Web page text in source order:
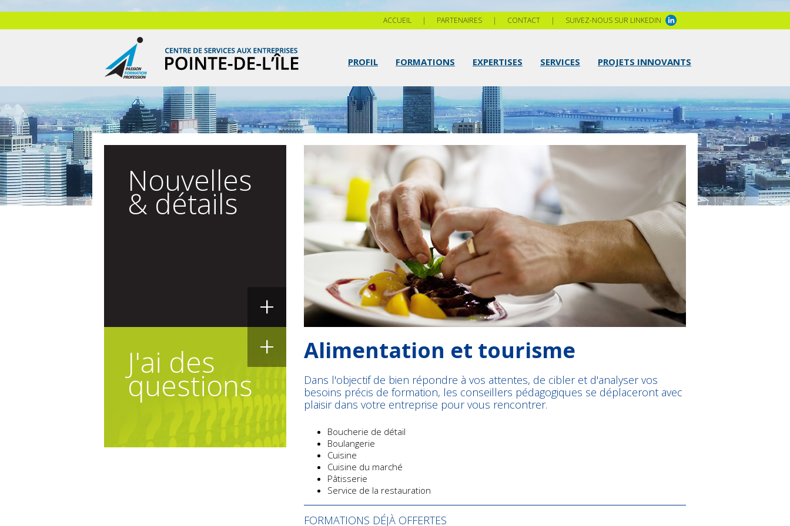
ACCUEIL | PARTENAIRES | CONTACT | SUIVEZ-NOUS SUR LINKEDIN
PROFIL FORMATIONS EXPERTISES SERVICES PROJETS INNOVANTS
Nouvelles
& détails
+
+
J'ai des
questions
Alimentation et tourisme
Dans l'objectif de bien répondre à vos attentes, de cibler et d'analyser vos
besoins précis de formation, les conseillers pédagogiques se déplaceront avec
plaisir dans votre entreprise pour vous rencontrer.
Boucherie de détail
Boulangerie
Cuisine
Cuisine du marché
Pâtisserie
Service de la restauration
FORMATIONS DÉJÀ OFFERTES